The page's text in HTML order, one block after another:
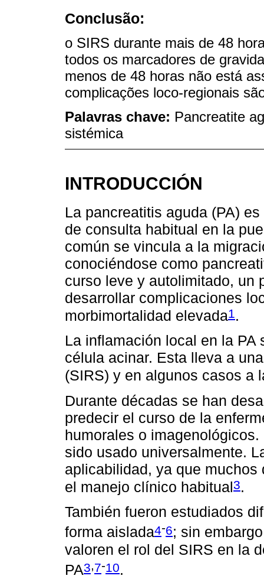
Conclusão:
o SIRS durante mais de 48
todos os marcadores de
menos de 48 horas não está
complicações loco-regionais
Palavras chave: Pancreatite
sistémica
INTRODUCCIÓN
La pancreatitis aguda (PA)
de consulta habitual en la
común se vincula a la
conociéndose como
curso leve y autolimitado, un
desarrollar complicaciones
morbimortalidad elevada1.
La inflamación local en la
célula acinar. Esta lleva a
(SIRS) y en algunos casos a
Durante décadas se han
predecir el curso de la
humorales o
sido usado universalmente.
aplicabilidad, ya que
el manejo clínico habitual3.
También fueron estudiados
forma aislada4-6; sin
valoren el rol del SIRS en la
PA3,7-10.